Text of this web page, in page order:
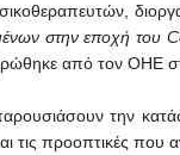
στην εποχή του
από τον ΟΗΕ
την
τις προοπτικές που